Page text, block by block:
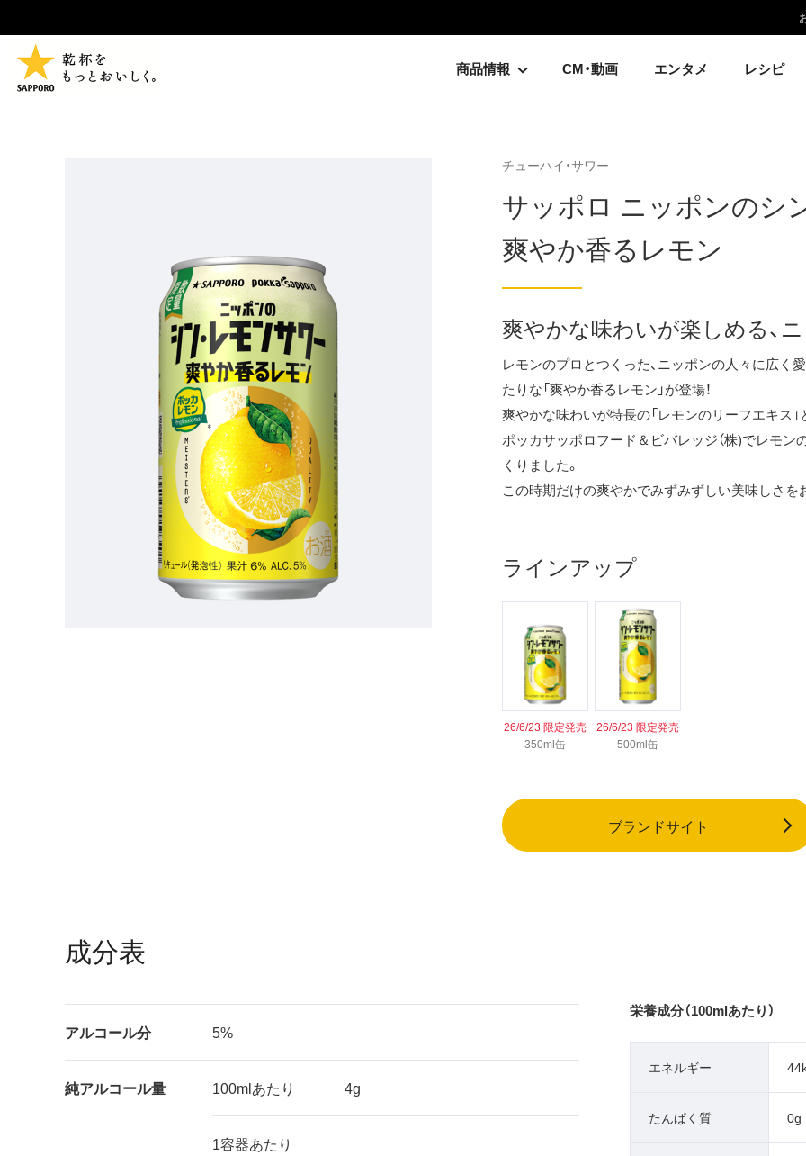
商品情報 CM・動画 エンタメ レシピ
チューハイ・サワー
サッポロ ニッポンのシ
爽やか香るレモン
爽やかな味わいが楽しめる、
レモンのプロとつくった、ニッポンの人々に広く
たりな「爽やか香るレモン」が登場！
爽やかな味わいが特長の「レモンのリーフエキス
ポッカサッポロフード＆ビバレッジ（株)でレモン
くりました。
この時期だけの爽やかでみずみずしい美味しさを
ラインアップ
26/6/23 限定発売
350ml缶
26/6/23 限定発売
500ml缶
ブランドサイト
成分表
アルコール分 5%
純アルコール量 100mlあたり 4g
1容器あたり
栄養成分（100mlあたり）
エネルギー
たんぱく質 0g